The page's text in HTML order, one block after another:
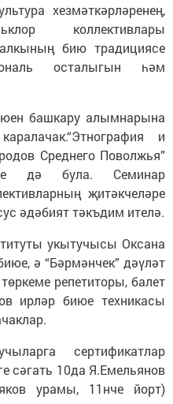
хезмәткәрләренең,
коллективлары
бию традициясе
осталыгын һәм
башкару алымнарына
и
Среднего Поволжья”
дә була. Семинар
җитәкчеләре
әдәбият тәкъдим ителә.
укытучысы Оксана
ә “Бәрмәнчек” дәүләт
репетиторы, балет
ирләр биюе техникасы
сертификатлар
сәгать 10да Я.Емельянов
урамы, 11нче йорт)